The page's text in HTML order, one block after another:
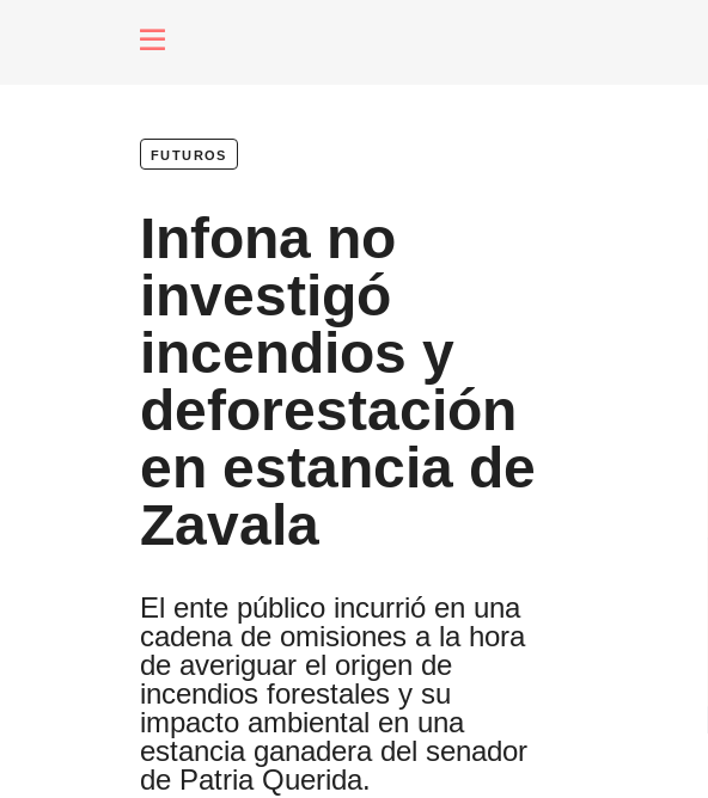
Soberanas
Oligarquía
Despacio Sonoro
futuros
Infona no
investigó
incendios y
deforestación
en estancia de
Zavala
El ente público incurrió en una
cadena de omisiones a la hora
de averiguar el origen de
incendios forestales y su
impacto ambiental en una
estancia ganadera del senador
de Patria Querida.